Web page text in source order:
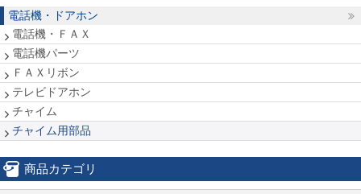
電話機・ドアホン
電話機・ＦＡＸ
電話機パーツ
ＦＡＸリボン
テレビドアホン
チャイム
チャイム用部品
商品カテゴリ